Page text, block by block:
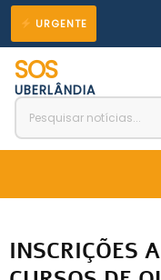
para
conteúdo
URGENTE
SOS
UBERLÂNDIA
INSCRIÇÕES